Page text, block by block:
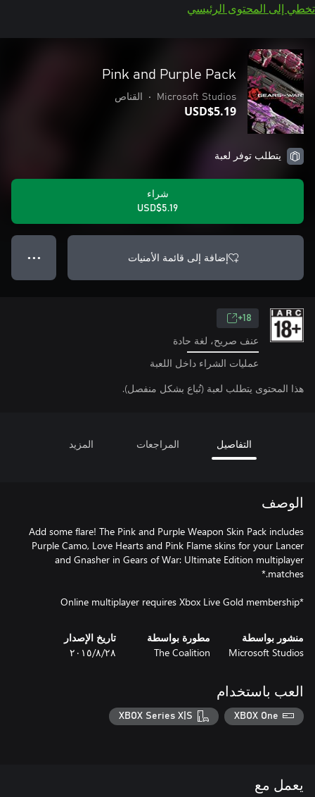
تخطي إلى المحتوى الرئيسي
Pink and Purple Pack
Microsoft Studios
• القناص
USD$5.19
يتطلب توفر لعبة
شراء
USD$5.19
إضافة إلى قائمة الأمنيات ● ● ●
18+
عنف صريح، لغة حادة
عمليات الشراء داخل اللعبة
هذا المحتوى يتطلب لعبة (تُباع بشكل منفصل).
التفاصيل المراجعات المزيد
الوصف
Add some flare! The Pink and Purple Weapon Skin Pack includes
Purple Camo, Love Hearts and Pink Flame skins for your Lancer
and Gnasher in Gears of War: Ultimate Edition multiplayer
*Online multiplayer requires Xbox Live Gold membership
منشور بواسطة
Microsoft Studios
مطورة بواسطة
The Coalition
تاريخ الإصدار
٢٨‏/٨‏/٢٠١٥
العب باستخدام
XBOX One
XBOX Series X|S
يعمل مع